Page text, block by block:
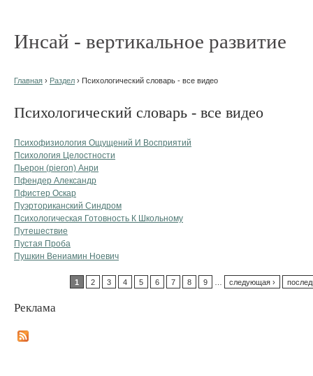
Инсай - вертикальное развитие
Главная › Раздел › Психологический словарь - все видео
Психологический словарь - все видео
Психофизиология Ощущений И Восприятий
Психология Целостности
Пьерон (pieron) Анри
Пфендер Александр
Пфистер Оскар
Пуэрториканский Синдром
Психологическая Готовность К Школьному
Путешествие
Пустая Проба
Пушкин Вениамин Ноевич
1 2 3 4 5 6 7 8 9 следующая ›
Реклама